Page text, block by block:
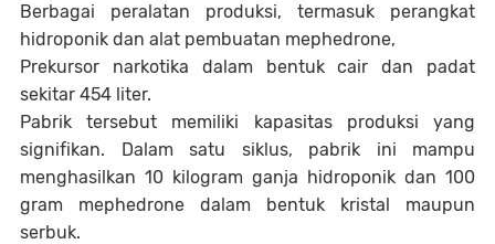
Berbagai peralatan produksi, termasuk perangkat
hidroponik dan alat pembuatan mephedrone,
Prekursor narkotika dalam bentuk cair dan padat
sekitar 454 liter.
Pabrik tersebut memiliki kapasitas produksi yang
signifikan. Dalam satu siklus, pabrik ini mampu
menghasilkan 10 kilogram ganja hidroponik dan 100
gram mephedrone dalam bentuk kristal maupun
serbuk.